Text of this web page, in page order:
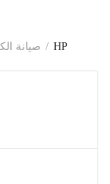
صيانة HP